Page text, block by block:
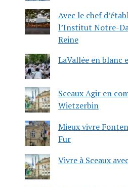
Avec le chef
l’Institut Notre-
Reine
LaVallée en blanc
Sceaux Agir en
Wietzerbin
Mieux vivre
Fur
Vivre à Sceaux